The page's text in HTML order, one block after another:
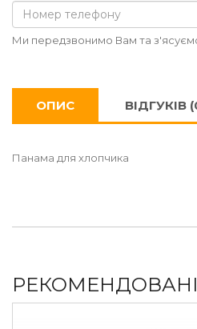
Ми передзвонимо Вам та
ОПИС ВІДГУКІВ
Панама для хлопчика